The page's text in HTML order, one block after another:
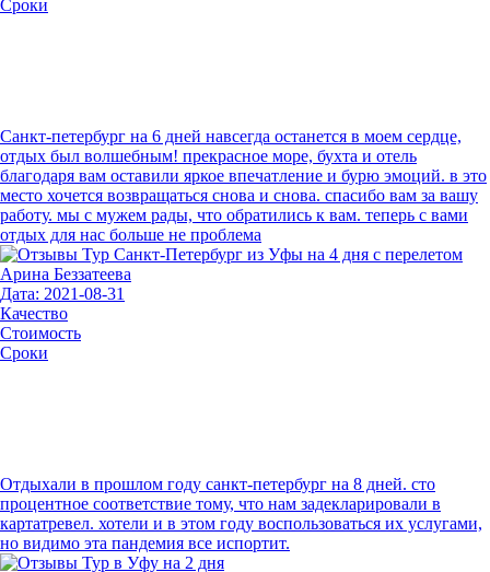
Сроки
Санкт-петербург на 6 дней навсегда останется в моем сердце,
отдых был волшебным! прекрасное море, бухта и отель
благодаря вам оставили яркое впечатление и бурю эмоций. в это
место хочется возвращаться снова и снова. спасибо вам за вашу
работу. мы с мужем рады, что обратились к вам. теперь с вами
отдых для нас больше не проблема
Арина Беззатеева
Дата: 2021-08-31
Качество
Стоимость
Сроки
Отдыхали в прошлом году санкт-петербург на 8 дней. сто
процентное соответствие тому, что нам задекларировали в
картатревел. хотели и в этом году воспользоваться их услугами,
но видимо эта пандемия все испортит.